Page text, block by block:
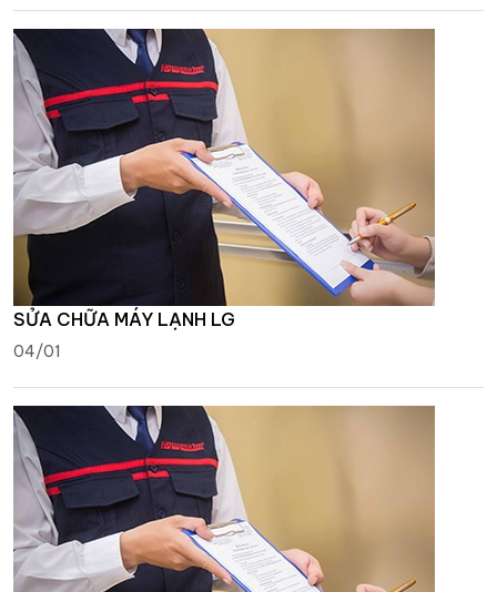
SỬA CHỮA MÁY LẠNH LG
04/01